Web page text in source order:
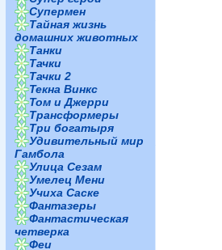
Супермен
Тайная жизнь
домашних животных
Танки
Тачки
Тачки 2
Текна Винкс
Том и Джерри
Трансформеры
Три богатыря
Удивительный мир
Гамбола
Улица Сезам
Умелец Мени
Учиха Саске
Фантазеры
Фантастическая
четверка
Феи